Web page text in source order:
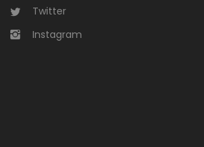
Twitter
Instagram